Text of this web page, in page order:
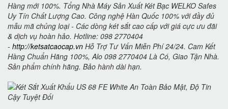
Hàng mới 100%. Tổng Nhà Máy Sản Xuất Két Bạc WELKO Safes
Uy Tín Chất Lượng Cao. Công nghệ Hàn Quốc 100% với đầy đủ
mẫu mã chủng loại - Các dòng két sắt cao cấp với giá cực ưu đãi
& dịch vụ hoàn hảo. Hotline: 098 2770404
- http://ketsatcaocap.vn Hỗ Trợ Tư Vấn Miễn Phí 24/24. Cam Kết
Hàng Chuẩn Hãng 100%, Alo 098 2770404 Là Có, Giao Tận Nhà.
Sản phẩm chính hãng. Bảo hành dài hạn.